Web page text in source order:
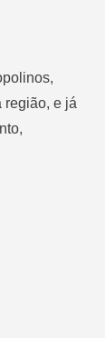
região, e já